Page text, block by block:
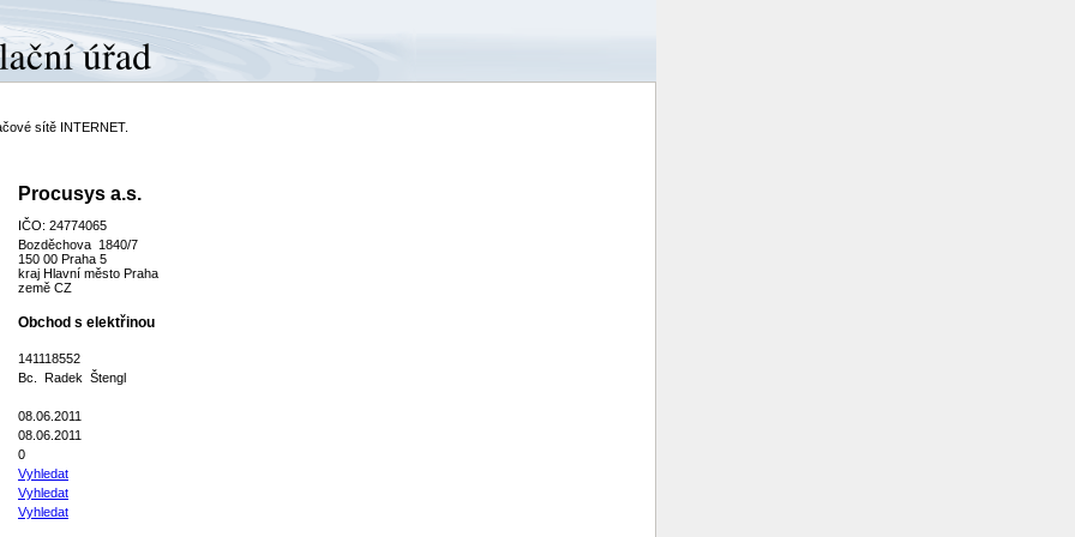
sítě INTERNET.
Procusys a.s.
IČO: 24774065
Bozděchova 1840/7
150 00 Praha 5
kraj Hlavní město Praha
země CZ
Obchod s elektřinou
141118552
Bc. Radek Štengl
08.06.2011
08.06.2011
0
Vyhledat
Vyhledat
Vyhledat